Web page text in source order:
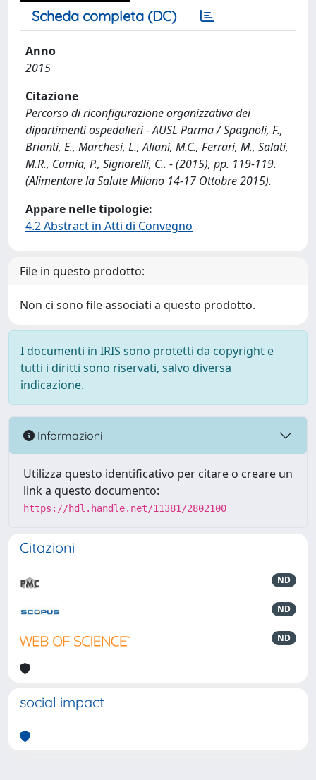
Scheda completa (DC)
Anno
2015
Citazione
Percorso di riconfigurazione organizzativa dei
dipartimenti ospedalieri - AUSL Parma / Spagnoli, F.,
Brianti, E., Marchesi, L., Aliani, M.C., Ferrari, M., Salati,
M.R., Camia, P., Signorelli, C.. - (2015), pp. 119-119.
(Alimentare la Salute Milano 14-17 Ottobre 2015).
Appare nelle tipologie:
4.2 Abstract in Atti di Convegno
File in questo prodotto:
Non ci sono file associati a questo prodotto.
I documenti in IRIS sono protetti da copyright e
tutti i diritti sono riservati, salvo diversa
indicazione.
Informazioni
Utilizza questo identificativo per citare o creare un
link a questo documento:
https://hdl.handle.net/11381/2802100
Citazioni
ND
ND
ND
social impact